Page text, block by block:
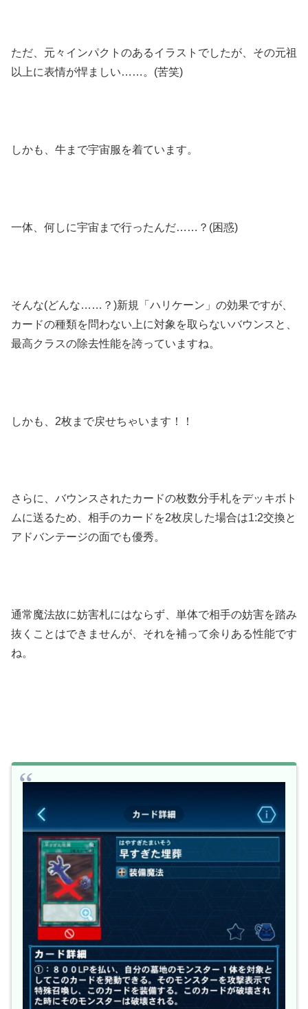
ただ、元々インパクトのあるイラストでしたが、その元祖
以上に表情が悍ましい……。(苦笑)
しかも、牛まで宇宙服を着ています。
一体、何しに宇宙まで行ったんだ……？(困惑)
そんな(どんな……？)新規「ハリケーン」の効果ですが、
カードの種類を問わない上に対象を取らないバウンスと、
最高クラスの除去性能を誇っていますね。
しかも、2枚まで戻せちゃいます！！
さらに、バウンスされたカードの枚数分手札をデッキボト
ムに送るため、相手のカードを2枚戻した場合は1:2交換と
アドバンテージの面でも優秀。
通常魔法故に妨害札にはならず、単体で相手の妨害を踏み
抜くことはできませんが、それを補って余りある性能です
ね。